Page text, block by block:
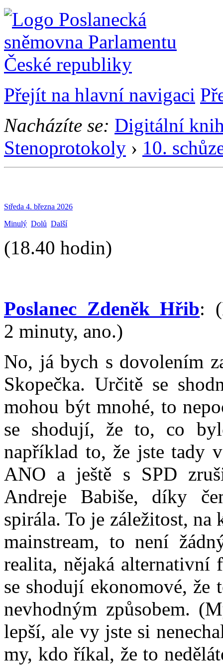
Přejít na hlavní navigaci
Nacházíte se: Digitální
Stenoprotokoly › 10.
Středa 4. března 2026
Minulý Dolů Další
(18.40 hodin)
Poslanec Zdeněk Hřib:
2 minuty, ano.)
No, já bych s dovolením
Skopečka. Určitě se
mohou být mnohé, to
se shodují, že to, co
například to, že jste tady
ANO a ještě s SPD
Andreje Babiše, díky
spirála. To je záležitost, na
mainstream, to není
realita, nějaká alternativní
se shodují ekonomové, že
nevhodným způsobem.
lepší, ale vy jste si
my, kdo říkal, že to